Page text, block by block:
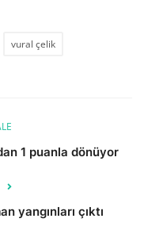
vural çelik
1 puanla dönüyor
yangınları çıktı